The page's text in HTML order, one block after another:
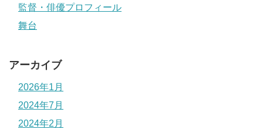
監督・俳優プロフィール
舞台
アーカイブ
2026年1月
2024年7月
2024年2月